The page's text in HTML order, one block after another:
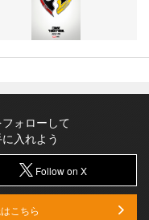
ォローして
入れよう
Follow on X
こちら